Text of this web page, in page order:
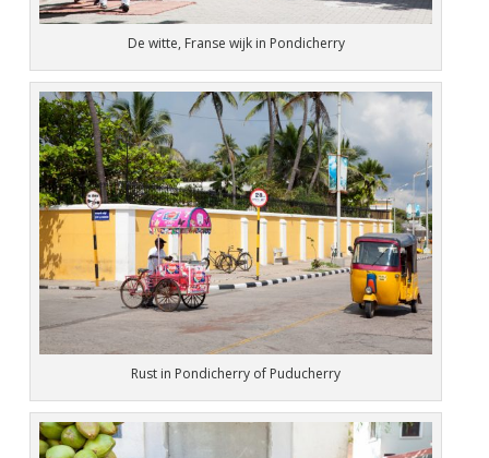
De witte, Franse wijk in Pondicherry
Rust in Pondicherry of Puducherry